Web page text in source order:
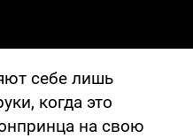
себе лишь
когда это
на свою